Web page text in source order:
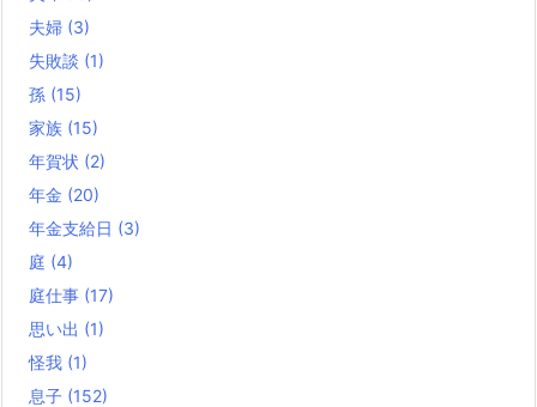
夫婦 (3)
失敗談 (1)
孫 (15)
家族 (15)
年賀状 (2)
年金 (20)
年金支給日 (3)
庭 (4)
庭仕事 (17)
思い出 (1)
怪我 (1)
息子 (152)